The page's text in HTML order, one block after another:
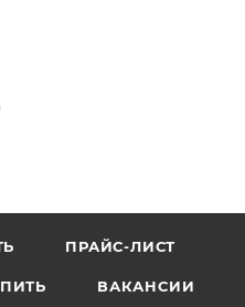
IP56
ПРАЙС-ЛИСТ
ВАКАНСИИ